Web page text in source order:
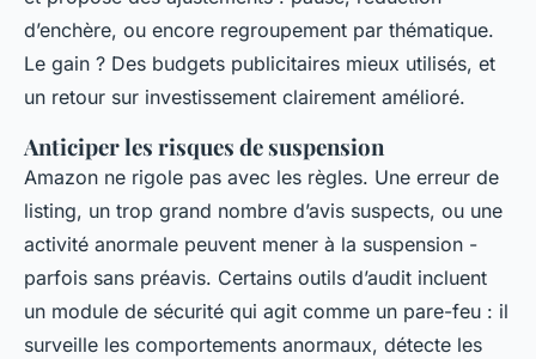
d’enchère, ou encore regroupement par thématique.
Le gain ? Des budgets publicitaires mieux utilisés, et
un retour sur investissement clairement amélioré.
Anticiper les risques de suspension
Amazon ne rigole pas avec les règles. Une erreur de
listing, un trop grand nombre d’avis suspects, ou une
activité anormale peuvent mener à la suspension -
parfois sans préavis. Certains outils d’audit incluent
un module de sécurité qui agit comme un pare-feu : il
surveille les comportements anormaux, détecte les